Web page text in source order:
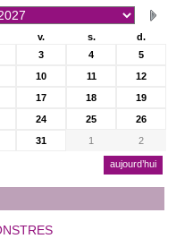
v. s.
d.
3 4
5
10 11
12
17 18
19
24 25
26
31 1 2
aujourd’hui